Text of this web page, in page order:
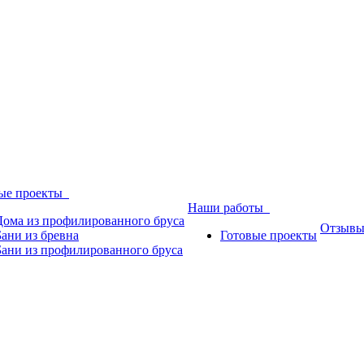
проекты
из профилированного бруса
из бревна
из профилированного бруса
Наши работы
Готовые проекты
Отзывы